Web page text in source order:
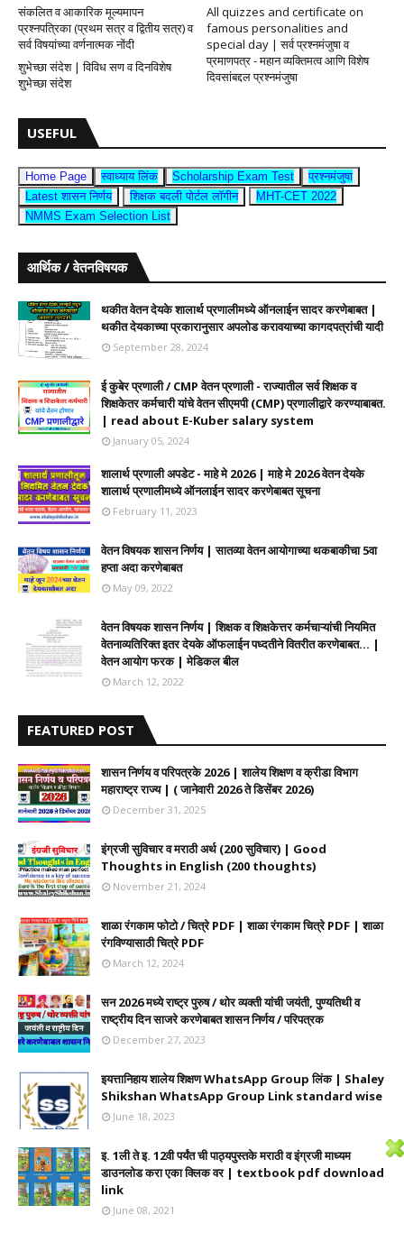
संकलित व आकारिक मूल्यमापन
प्रश्नपत्रिका (प्रथम सत्र व द्वितीय सत्र) व
सर्व विषयांच्या वर्णनात्मक नोंदी
All quizzes and certificate on
famous personalities and
special day | सर्व प्रश्नमंजुषा व
प्रमाणपत्र - महान व्यक्तिमत्व आणि विशेष
दिवसांबद्दल प्रश्नमंजुषा
शुभेच्छा संदेश | विविध सण व दिनविशेष
शुभेच्छा संदेश
USEFUL
Home Page स्वाध्याय लिंक Scholarship Exam Test
प्रश्नमंजुषा
Latest शासन निर्णय
शिक्षक बदली पोर्टल लॉगीन
MHT-CET 2022
NMMS Exam Selection List
आर्थिक / वेतनविषयक
थकीत वेतन देयके शालार्थ प्रणालीमध्ये ऑनलाईन सादर करणेबाबत |
थकीत देयकाच्या प्रकारानुसार अपलोड करावयाच्या कागदपत्रांची यादी
September 28, 2024
ई कुबेर प्रणाली / CMP वेतन प्रणाली - राज्यातील सर्व शिक्षक व
शिक्षकेतर कर्मचारी यांचे वेतन सीएमपी (CMP) प्रणालीद्वारे करण्याबाबत.
| read about E-Kuber salary system
January 05, 2024
शालार्थ प्रणाली अपडेट - माहे मे 2026 | माहे मे 2026 वेतन देयके
शालार्थ प्रणालीमध्ये ऑनलाईन सादर करणेबाबत सूचना
February 11, 2023
वेतन विषयक शासन निर्णय | सातव्या वेतन आयोगाच्या थकबाकीचा 5वा
हप्ता अदा करणेबाबत
May 09, 2022
वेतन विषयक शासन निर्णय | शिक्षक व शिक्षकेत्तर कर्मचाऱ्यांची नियमित
वेतनाव्यतिरिक्त इतर देयके ऑफलाईन पध्दतीने वितरीत करणेबाबत... |
वेतन आयोग फरक | मेडिकल बील
March 12, 2022
FEATURED POST
शासन निर्णय व परिपत्रके 2026 | शालेय शिक्षण व क्रीडा विभाग
महाराष्ट्र राज्य | ( जानेवारी 2026 ते डिसेंबर 2026)
December 31, 2025
इंग्रजी सुविचार व मराठी अर्थ (200 सुविचार) | Good
Thoughts in English (200 thoughts)
November 21, 2024
शाळा रंगकाम फोटो / चित्रे PDF | शाळा रंगकाम चित्रे PDF | शाळा
रंगविण्यासाठी चित्रे PDF
March 12, 2024
सन 2026 मध्ये राष्ट्र पुरुष / थोर व्यक्ती यांची जयंती, पुण्यतिथी व
राष्ट्रीय दिन साजरे करणेबाबत शासन निर्णय / परिपत्रक
December 27, 2023
इयत्तानिहाय शालेय शिक्षण WhatsApp Group लिंक | Shaley
Shikshan WhatsApp Group Link standard wise
June 18, 2023
इ. 1ली ते इ. 12वी पर्यंत ची पाठ्यपुस्तके मराठी व इंग्रजी माध्यम
डाउनलोड करा एका क्लिक वर | textbook pdf download
link
June 08, 2021